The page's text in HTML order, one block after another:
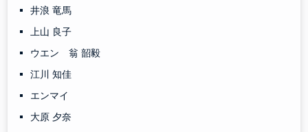
井浪 竜馬
上山 良子
ウエン 翁 韶毅
江川 知佳
エンマイ
大原 夕奈